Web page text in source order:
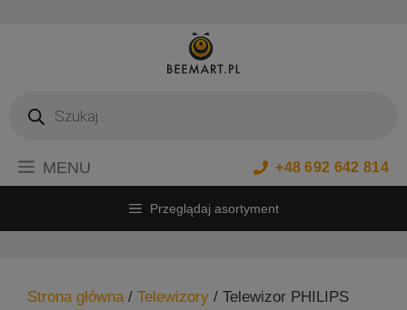
produktów
+48 692 642 814
MENU
Przeglądaj asortyment
Strona główna/ Telewizory / Telewizor PHILIPS